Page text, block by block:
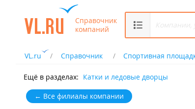
Справочник
компаний
VL.ru Справочник Спортивная
Ещё в разделах: Катки и ледовые дворцы
← Все филиалы компании